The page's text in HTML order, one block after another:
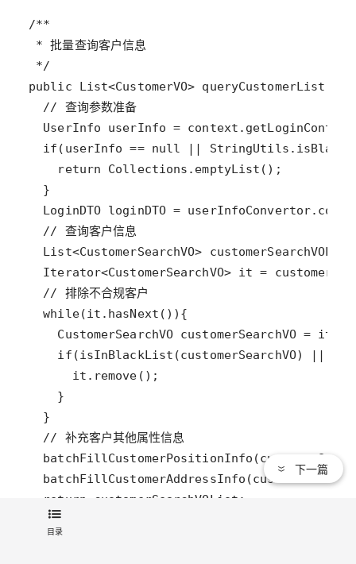
目录
下一篇